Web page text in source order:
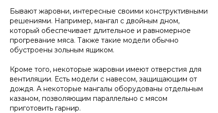
Бывают жаровни, интересные своими конструктивными
решениями. Например, мангал с двойным дном,
который обеспечивает длительное и равномерное
прогревание мяса. Также такие модели обычно
обустроены зольным ящиком.
Кроме того, некоторые жаровни имеют отверстия для
вентиляции. Есть модели с навесом, защищающим от
дождя. А некоторые мангалы оборудованы отдельным
казаном, позволяющим параллельно с мясом
приготовить гарнир.